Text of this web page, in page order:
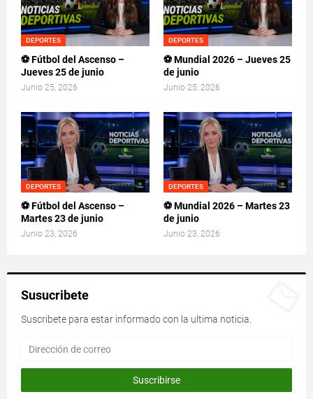
DEPORTES
⚽ Fútbol del Ascenso –
Jueves 25 de junio
Junio 25, 2026
DEPORTES
⚽ Mundial 2026 – Jueves 25
de junio
Junio 25, 2026
DEPORTES
⚽ Fútbol del Ascenso –
Martes 23 de junio
Junio 23, 2026
DEPORTES
⚽ Mundial 2026 – Martes 23
de junio
Junio 23, 2026
Susucribete
Suscribete para estar informado con la ultima noticia.